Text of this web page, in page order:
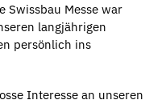
Swissbau Messe war
langjährigen
persönlich ins
Interesse an unseren